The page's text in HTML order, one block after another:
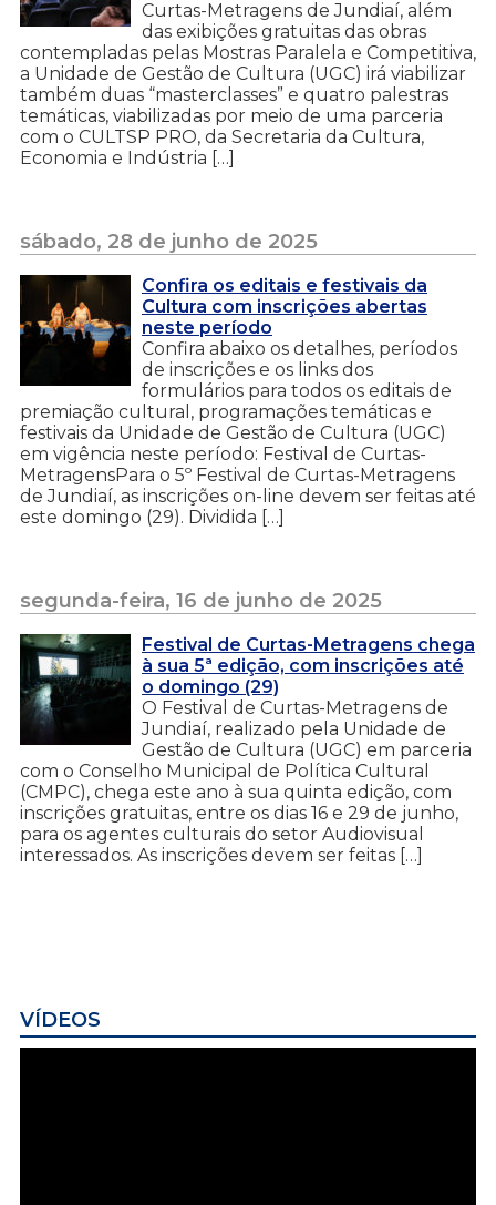
Curtas-Metragens de Jundiaí, além
das exibições gratuitas das obras
contempladas pelas Mostras Paralela e Competitiva,
a Unidade de Gestão de Cultura (UGC) irá viabilizar
também duas “masterclasses” e quatro palestras
temáticas, viabilizadas por meio de uma parceria
com o CULTSP PRO, da Secretaria da Cultura,
Economia e Indústria […]
sábado, 28 de junho de 2025
Confira os editais e festivais da
Cultura com inscrições abertas
neste período
Confira abaixo os detalhes, períodos
de inscrições e os links dos
formulários para todos os editais de
premiação cultural, programações temáticas e
festivais da Unidade de Gestão de Cultura (UGC)
em vigência neste período: Festival de Curtas-
MetragensPara o 5º Festival de Curtas-Metragens
de Jundiaí, as inscrições on-line devem ser feitas até
este domingo (29). Dividida […]
segunda-feira, 16 de junho de 2025
Festival de Curtas-Metragens chega
à sua 5ª edição, com inscrições até
o domingo (29)
O Festival de Curtas-Metragens de
Jundiaí, realizado pela Unidade de
Gestão de Cultura (UGC) em parceria
com o Conselho Municipal de Política Cultural
(CMPC), chega este ano à sua quinta edição, com
inscrições gratuitas, entre os dias 16 e 29 de junho,
para os agentes culturais do setor Audiovisual
interessados. As inscrições devem ser feitas […]
VÍDEOS